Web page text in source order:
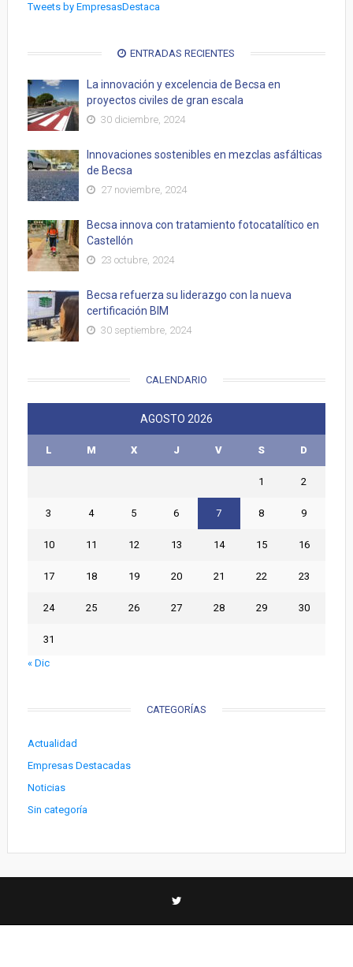
Tweets by EmpresasDestaca
ENTRADAS RECIENTES
La innovación y excelencia de Becsa en
proyectos civiles de gran escala
30 diciembre, 2024
Innovaciones sostenibles en mezclas asfálticas
de Becsa
27 noviembre, 2024
Becsa innova con tratamiento fotocatalítico en
Castellón
23 octubre, 2024
Becsa refuerza su liderazgo con la nueva
certificación BIM
30 septiembre, 2024
CALENDARIO
AGOSTO 2026
L M X J V S D
1 2
3 4 5 6 7 8 9
10 11 12 13 14 15 16
17 18 19 20 21 22 23
24 25 26 27 28 29 30
31
« Dic
CATEGORÍAS
Actualidad
Empresas Destacadas
Noticias
Sin categoría